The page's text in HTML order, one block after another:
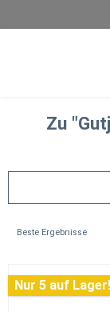
Zu
Nur 5 auf Lager!